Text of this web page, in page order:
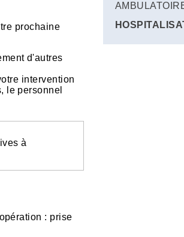
prochaine
d'autres
intervention
le personnel
à
: prise